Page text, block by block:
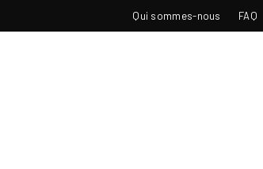
TOP
NAVIGATION
Qui sommes-nous FAQ